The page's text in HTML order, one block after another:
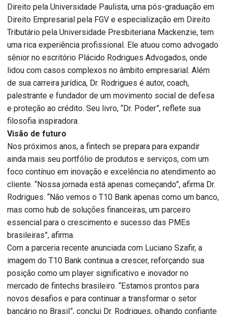
Direito pela Universidade Paulista, uma pós-graduação em
Direito Empresarial pela FGV e especialização em Direito
Tributário pela Universidade Presbiteriana Mackenzie, tem
uma rica experiência profissional. Ele atuou como advogado
sênior no escritório Plácido Rodrigues Advogados, onde
lidou com casos complexos no âmbito empresarial. Além
de sua carreira jurídica, Dr. Rodrigues é autor, coach,
palestrante e fundador de um movimento social de defesa
e proteção ao crédito. Seu livro, “Dr. Poder”, reflete sua
filosofia inspiradora.
Visão de futuro
Nos próximos anos, a fintech se prepara para expandir
ainda mais seu portfólio de produtos e serviços, com um
foco contínuo em inovação e excelência no atendimento ao
cliente. “Nossa jornada está apenas começando”, afirma Dr.
Rodrigues. “Não vemos o T10 Bank apenas como um banco,
mas como hub de soluções financeiras, um parceiro
essencial para o crescimento e sucesso das PMEs
brasileiras”, afirma.
Com a parceria recente anunciada com Luciano Szafir, a
imagem do T10 Bank continua a crescer, reforçando sua
posição como um player significativo e inovador no
mercado de fintechs brasileiro. “Estamos prontos para
novos desafios e para continuar a transformar o setor
bancário no Brasil”, conclui Dr. Rodrigues, olhando confiante